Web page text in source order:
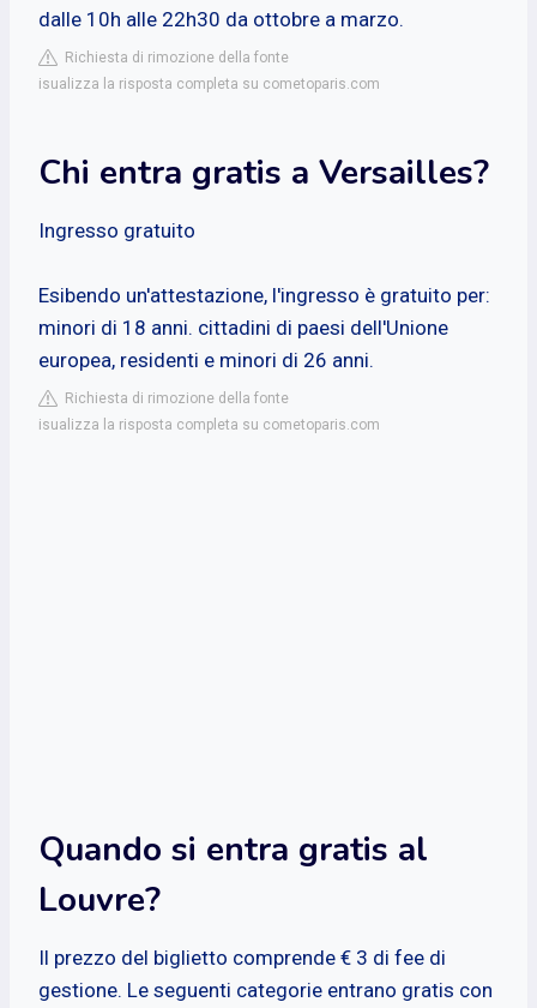
dalle 10h alle 22h30 da ottobre a marzo.
Richiesta di rimozione della fonte
isualizza la risposta completa su cometoparis.com
Chi entra gratis a Versailles?
Ingresso gratuito
Esibendo un'attestazione, l'ingresso è gratuito per:
minori di 18 anni. cittadini di paesi dell'Unione
europea, residenti e minori di 26 anni.
Richiesta di rimozione della fonte
isualizza la risposta completa su cometoparis.com
Quando si entra gratis al
Louvre?
Il prezzo del biglietto comprende € 3 di fee di
gestione. Le seguenti categorie entrano gratis con